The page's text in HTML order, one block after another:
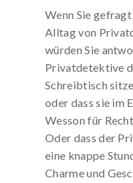
Wenn Sie
Alltag von
würden Sie
Privatdetektive
Schreibtisch
oder dass sie im
Wesson für
Oder dass der
eine knappe
Charme und